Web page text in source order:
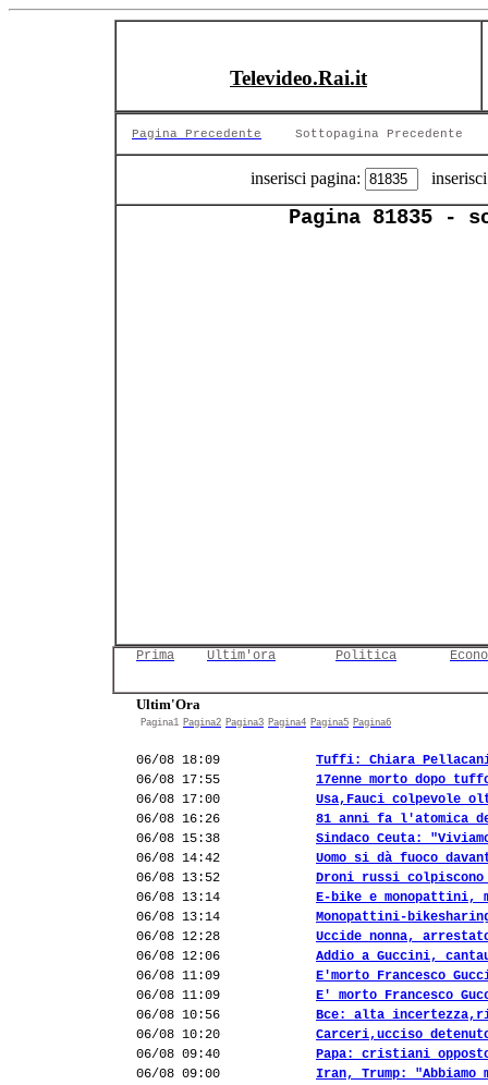
Televideo.Rai.it
Pagina Precedente Sottopagina Precedente
inserisci pagina:
Pagina 81835 -
Prima Ultim'ora Politica
Ultim'Ora
Pagina1 Pagina2 Pagina3 Pagina4 Pagina5 Pagina6
06/08 18:09
Tuffi: Chiara
06/08 17:55
17enne morto dopo
06/08 17:00
Usa,Fauci colpevole
06/08 16:26
81 anni fa l'atomica
06/08 15:38
Sindaco Ceuta:
06/08 14:42
Uomo si dà fuoco
06/08 13:52
Droni russi colpiscono
06/08 13:14
E-bike e monopattini,
06/08 13:14
Monopattini-
06/08 12:28
Uccide nonna,
06/08 12:06
Addio a Guccini,
06/08 11:09
E'morto Francesco
06/08 11:09
E' morto Francesco
06/08 10:56
Bce: alta
06/08 10:20
Carceri,ucciso
06/08 09:40
Papa: cristiani
06/08 09:00
Iran, Trump: "Abbiamo